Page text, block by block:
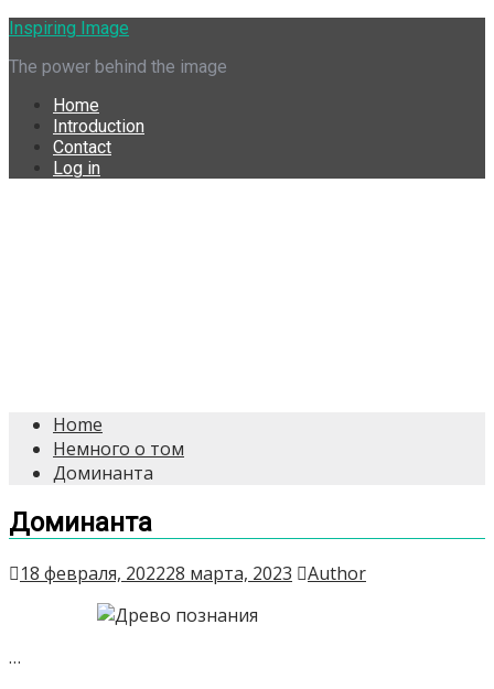
Skip
content
Inspiring Image
The power behind the image
Home
Introduction
Contact
Log in
Home
Немного о том
Доминанта
Доминанта
18 февраля, 202228 марта, 2023 Author
…